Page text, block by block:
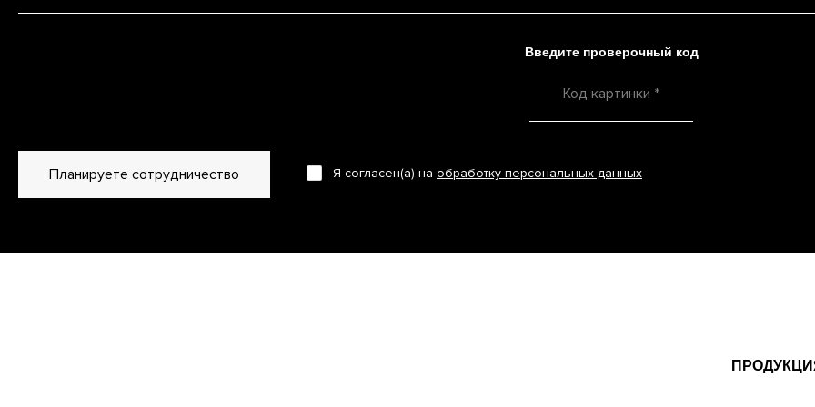
Введите проверочный код
Планируете сотрудничество Я согласен(а) на обработку персональных данных